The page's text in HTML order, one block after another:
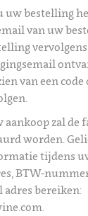
uw bestelling
van uw
van een
aankoop zal de
worden.
tijdens
BTW-
adres bereiken: